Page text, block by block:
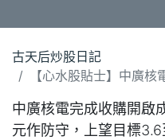
古天后炒股日記
【心水股貼士】中廣核電
中廣核電完成收購開啟
元作防守，上望目標